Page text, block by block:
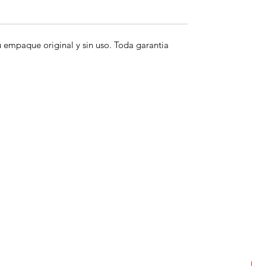
original y sin uso. Toda garantia